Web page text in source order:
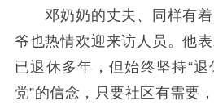
邓奶奶的丈夫、同样有着
爷也热情欢迎来访人员。他
已退休多年，但始终坚持“
党”的信念，只要社区有需要